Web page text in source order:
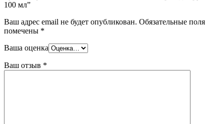
100 мл”
Ваш адрес email не будет опубликован. Обязательные поля
помечены *
Ваша оценка
Ваш отзыв *